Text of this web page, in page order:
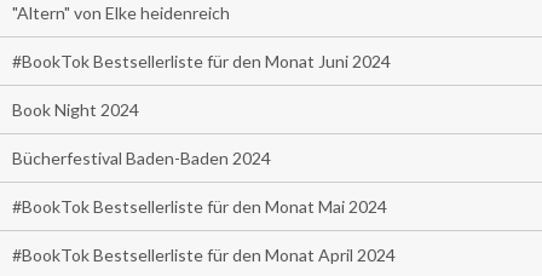
"Altern" von Elke heidenreich
#BookTok Bestsellerliste für den Monat Juni 2024
Book Night 2024
Bücherfestival Baden-Baden 2024
#BookTok Bestsellerliste für den Monat Mai 2024
#BookTok Bestsellerliste für den Monat April 2024